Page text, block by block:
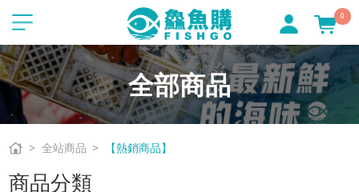
0
全部商品
全站商品 【熱銷商品】
商品分類